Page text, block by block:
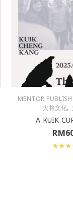
MENTOR
大将文化,
A KUIK
RM